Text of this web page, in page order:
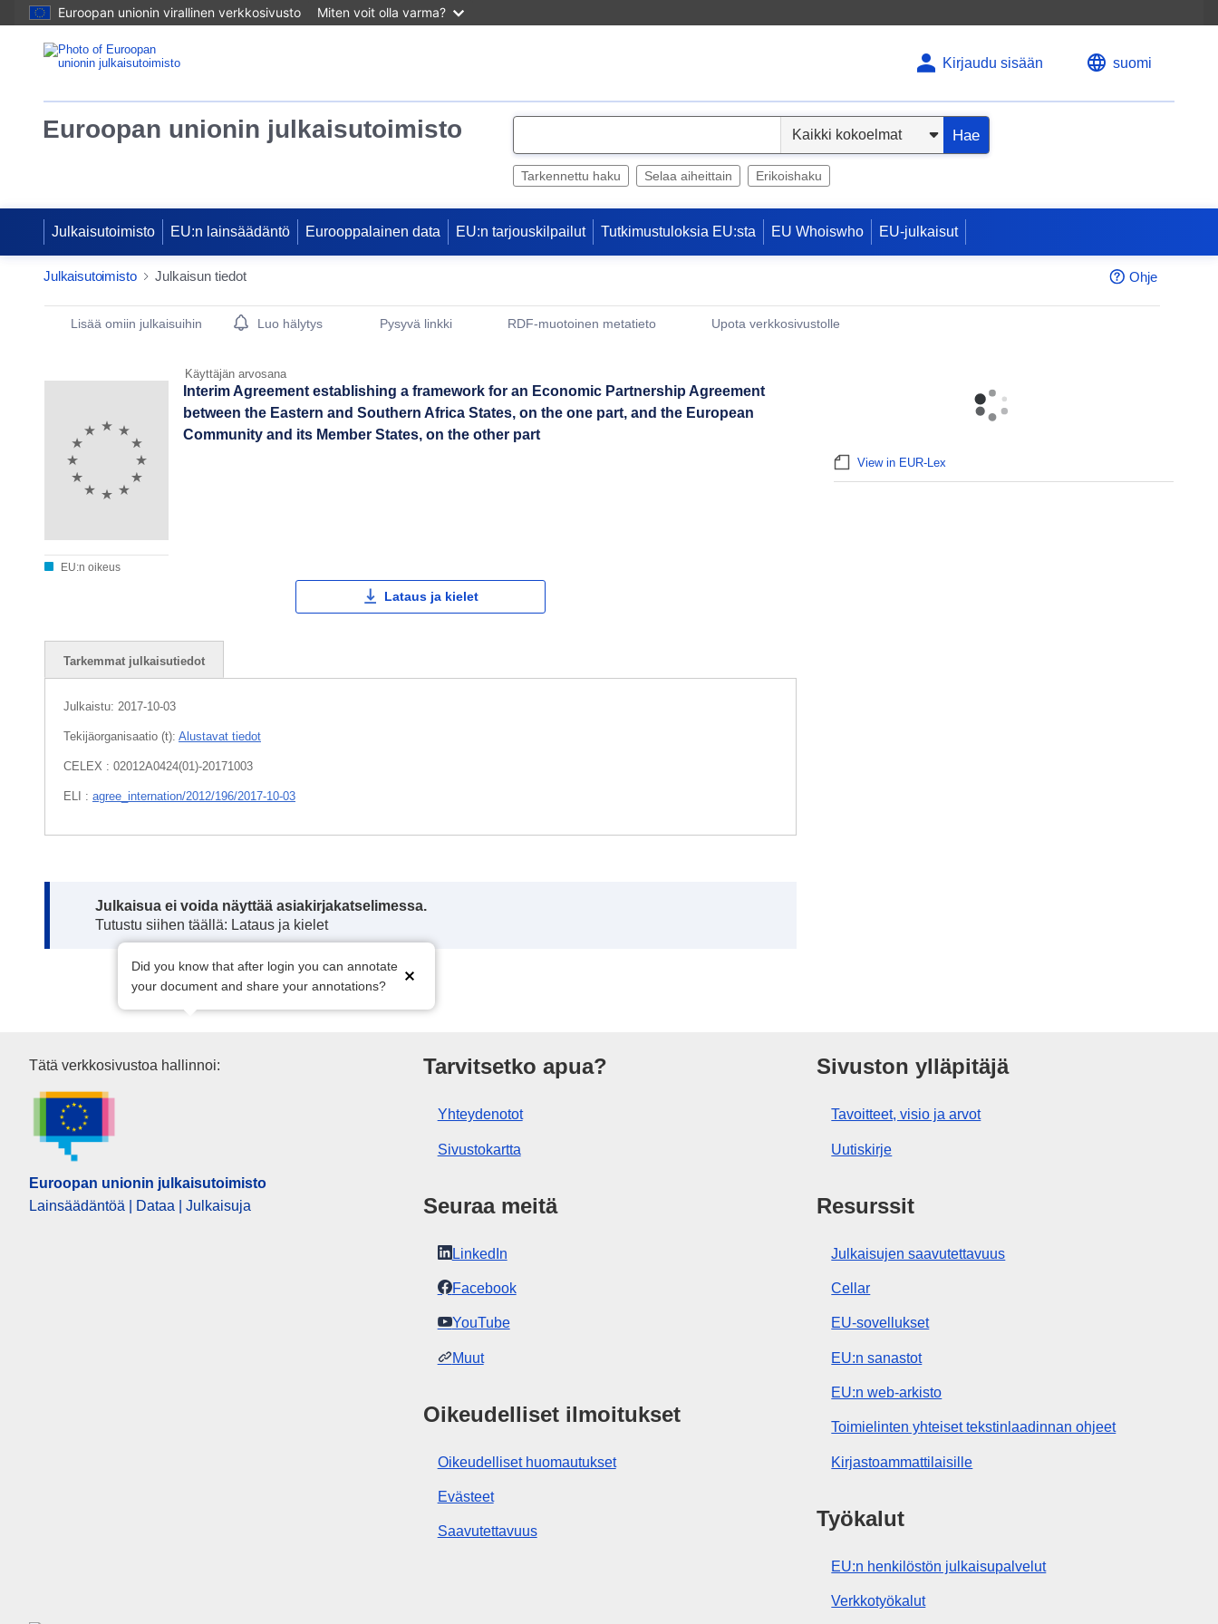
Euroopan unionin virallinen verkkosivusto Miten voit olla varma?
Kirjaudu sisään suomi
Euroopan unionin julkaisutoimisto
e
Hae
Tarkennettu haku Selaa aiheittain Erikoishaku
Julkaisutoimisto EU:n lainsäädäntö Eurooppalainen data EU:n tarjouskilpailut Tutkimustuloksia EU:sta EU Whoiswho EU-julkaisut
Julkaisutoimisto Julkaisun tiedot Ohje
Publication Detail Actions Portlet
Lisää omiin julkaisuihin Luo hälytys Pysyvä linkki
RDF-muotoinen metatieto
Upota verkkosivustolle
Käyttäjän arvosana
EU:n oikeus
Interim Agreement establishing a framework for an Economic Partnership Agreement
between the Eastern and Southern Africa States, on the one part, and the European
Community and its Member States, on the other part
Lataus ja kielet
Tarkemmat julkaisutiedot
Julkaistu: 2017-10-03
Tekijäorganisaatio (t): Alustavat tiedot
CELEX : 02012A0424(01)-20171003
ELI : agree_internation/2012/196/2017-10-03
Note:
Julkaisua ei voida näyttää asiakirjakatselimessa.
Tutustu siihen täällä: Lataus ja kielet
Did you know that after login you can annotate
your document and share your annotations?
View in EUR-Lex
Euroopan unionin julkaisutoimisto
Tätä verkkosivustoa hallinnoi:
Euroopan unionin julkaisutoimisto
Lainsäädäntöä | Dataa | Julkaisuja
Tarvitsetko apua?
Yhteydenotot
Sivustokartta
Seuraa meitä
LinkedIn
Facebook
YouTube
Muut
Oikeudelliset ilmoitukset
Oikeudelliset huomautukset
Evästeet
Saavutettavuus
Sivuston ylläpitäjä
Tavoitteet, visio ja arvot
Uutiskirje
Resurssit
Julkaisujen saavutettavuus
Cellar
EU-sovellukset
EU:n sanastot
EU:n web-arkisto
Toimielinten yhteiset tekstinlaadinnan ohjeet
Kirjastoammattilaisille
Työkalut
EU:n henkilöstön julkaisupalvelut
Verkkotyökalut